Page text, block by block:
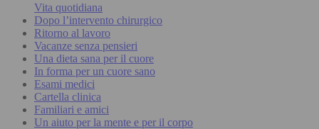
Vita quotidiana
Dopo l’intervento chirurgico
Ritorno al lavoro
Vacanze senza pensieri
Una dieta sana per il cuore
In forma per un cuore sano
Esami medici
Cartella clinica
Familiari e amici
Un aiuto per la mente e per il corpo